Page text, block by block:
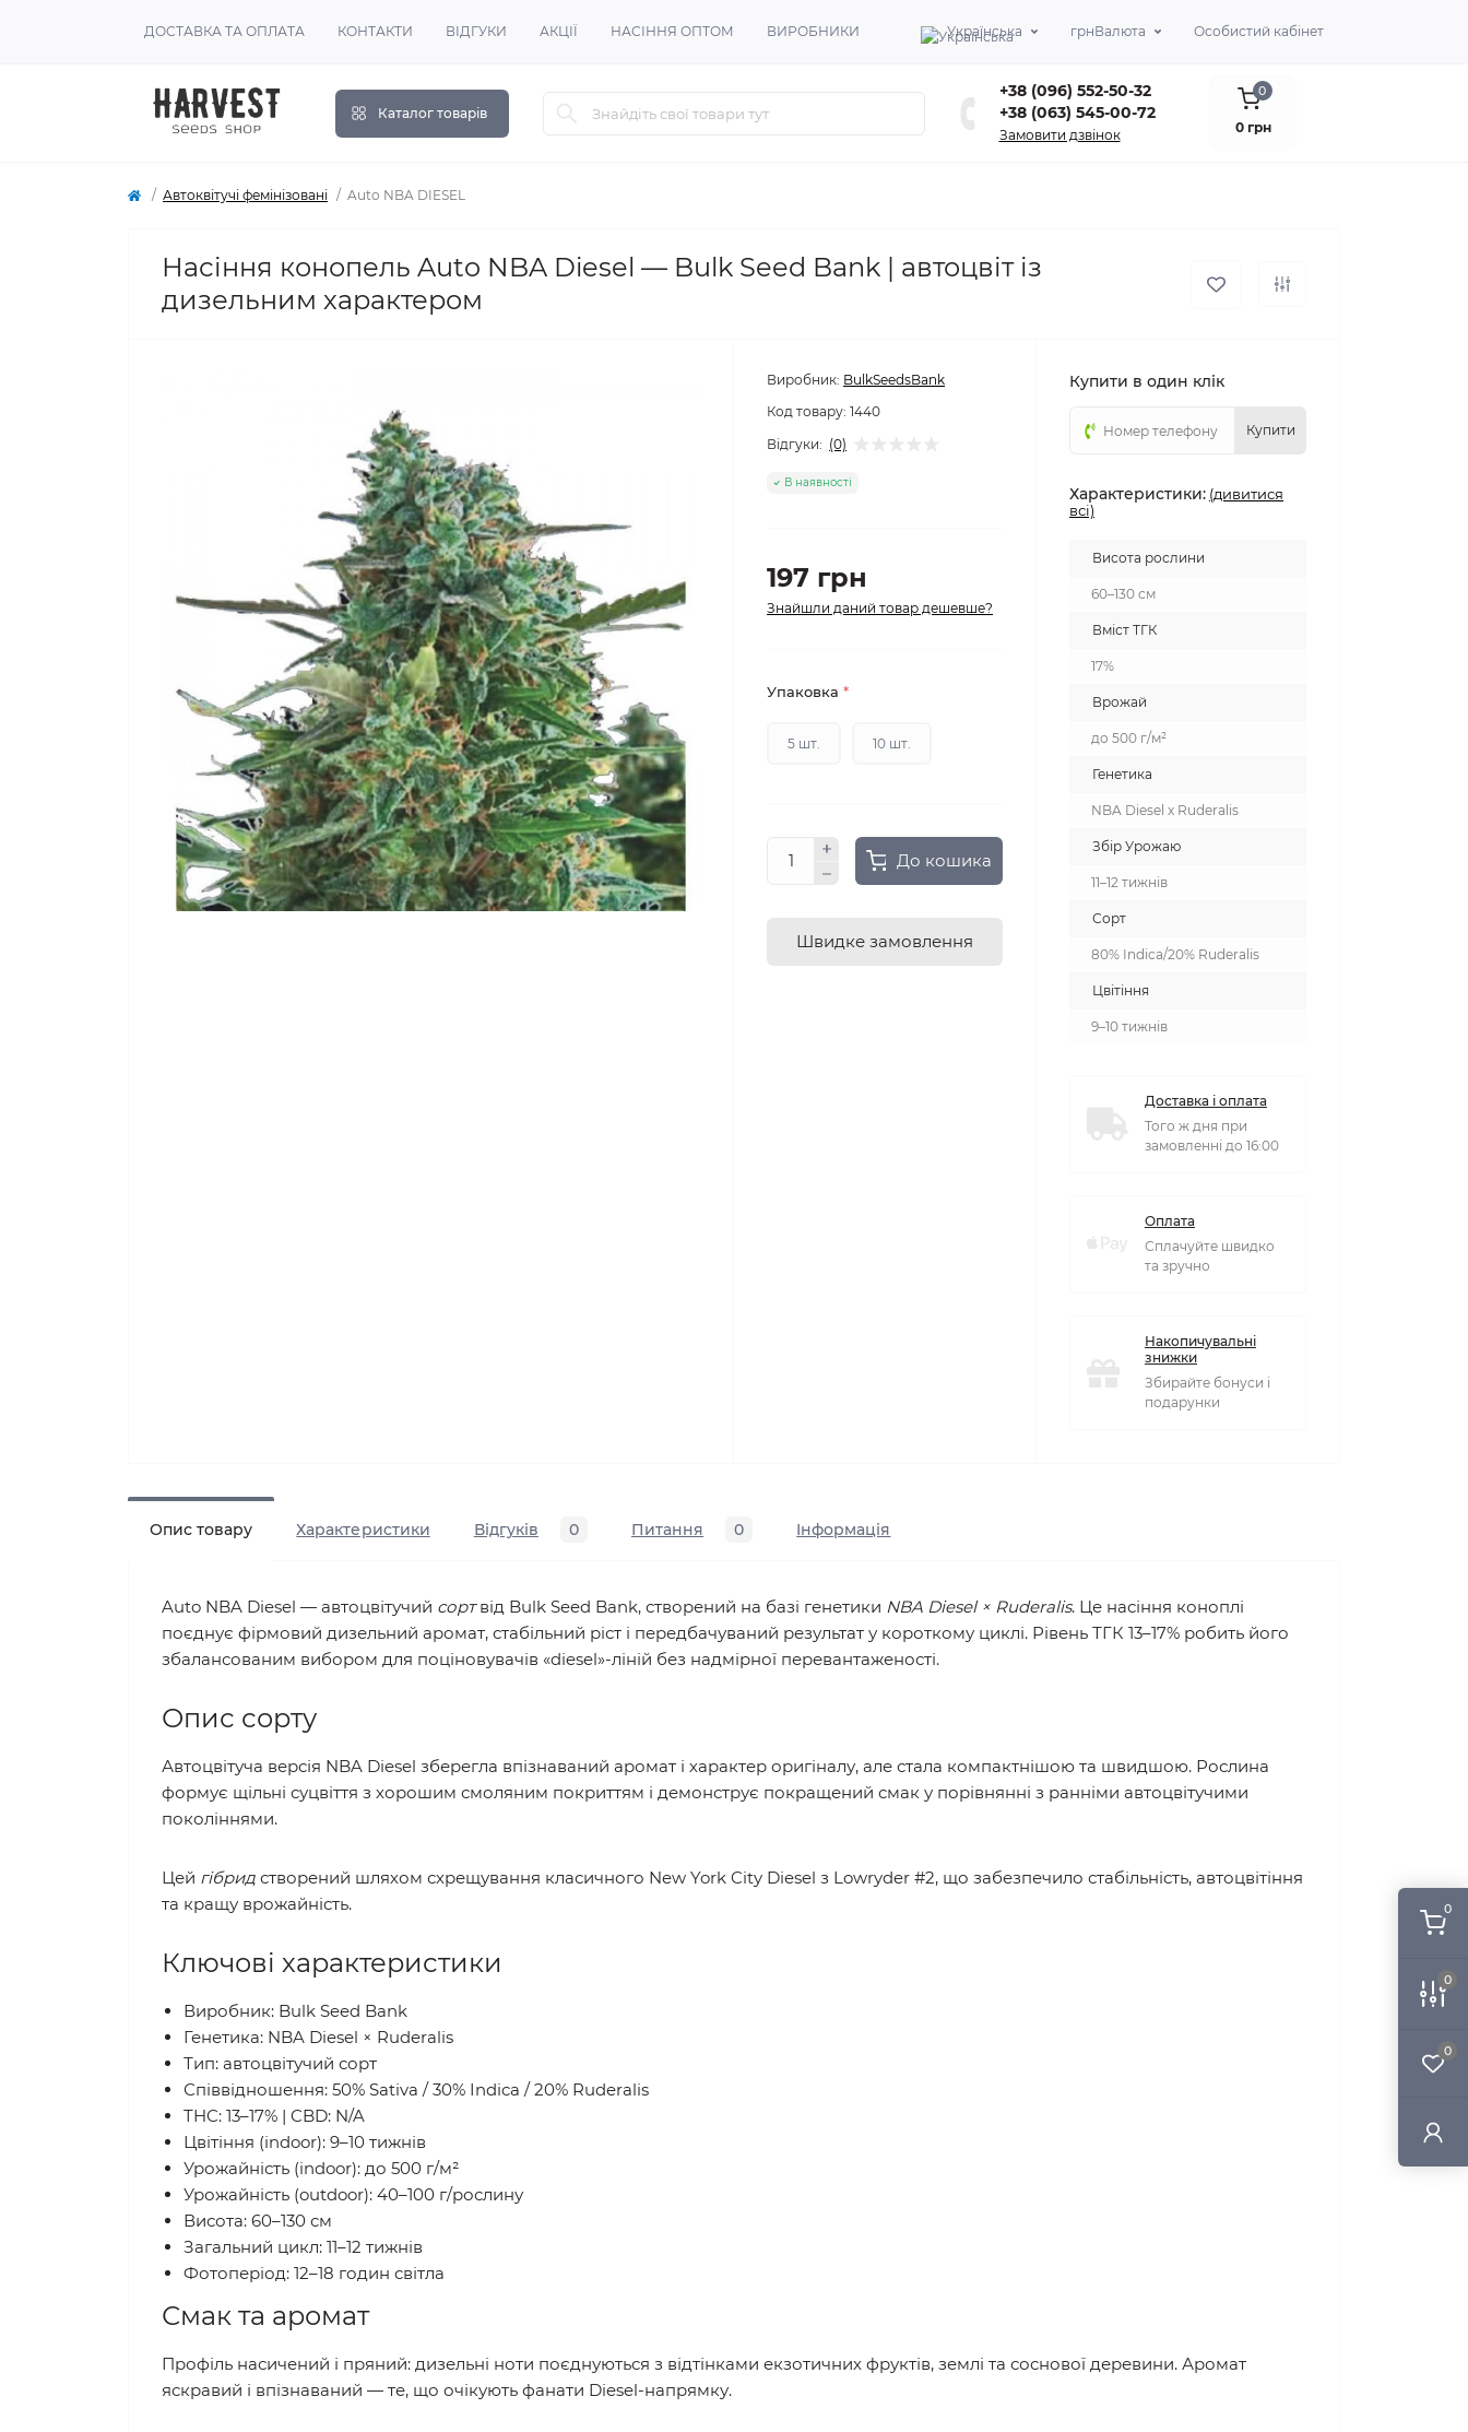
0
0
0
ДОСТАВКА ТА ОПЛАТА КОНТАКТИ ВІДГУКИ АКЦІЇ НАСІННЯ ОПТОМ ВИРОБНИКИ Українська грнВалюта Особистий кабінет
Каталог товарів
+38 (096) 552-50-32
+38 (063) 545-00-72
Замовити дзвінок
0
0 грн
Автоквітучі фемінізовані Auto NBA DIESEL
Насіння конопель Auto NBA Diesel — Bulk Seed Bank | автоцвіт із
дизельним характером
Виробник: BulkSeedsBank
Код товару: 1440
Відгуки: (0)
В наявності
197 грн
Знайшли даний товар дешевше?
Упаковка *
5 шт. 10 шт.
До кошика
Швидке замовлення
Купити в один клік
Купити
Характеристики: (дивитися
всі)
Висота рослини
60–130 см
Вміст ТГК
17%
Врожай
до 500 г/м²
Генетика
NBA Diesel x Ruderalis
Збір Урожаю
11–12 тижнів
Сорт
80% Indica/20% Ruderalis
Цвітіння
9–10 тижнів
Доставка і оплата
Того ж дня при
замовленні до 16:00
Оплата
Сплачуйте швидко
та зручно
Накопичувальні
знижки
Збирайте бонуси і
подарунки
Опис товару Характеристики Відгуків 0 Питання 0 Iнформація
Auto NBA Diesel — автоцвітучий сортвід Bulk Seed Bank, створений на базі генетики NBA Diesel × Ruderalis. Це насіння коноплі
поєднує фірмовий дизельний аромат, стабільний ріст і передбачуваний результат у короткому циклі. Рівень ТГК 13–17% робить його
збалансованим вибором для поціновувачів «diesel»-ліній без надмірної перевантаженості.
Опис сорту
Автоцвітуча версія NBA Diesel зберегла впізнаваний аромат і характер оригіналу, але стала компактнішою та швидшою. Рослина
формує щільні суцвіття з хорошим смоляним покриттям і демонструє покращений смак у порівнянні з ранніми автоцвітучими
поколіннями.
Цей гібрид створений шляхом схрещування класичного New York City Diesel з Lowryder #2, що забезпечило стабільність, автоцвітіння
та кращу врожайність.
Ключові характеристики
Виробник: Bulk Seed Bank
Генетика: NBA Diesel × Ruderalis
Тип: автоцвітучий сорт
Співвідношення: 50% Sativa / 30% Indica / 20% Ruderalis
THC: 13–17% | CBD: N/A
Цвітіння (indoor): 9–10 тижнів
Урожайність (indoor): до 500 г/м²
Урожайність (outdoor): 40–100 г/рослину
Висота: 60–130 см
Загальний цикл: 11–12 тижнів
Фотоперіод: 12–18 годин світла
Смак та аромат
Профіль насичений і пряний: дизельні ноти поєднуються з відтінками екзотичних фруктів, землі та соснової деревини. Аромат
яскравий і впізнаваний — те, що очікують фанати Diesel-напрямку.